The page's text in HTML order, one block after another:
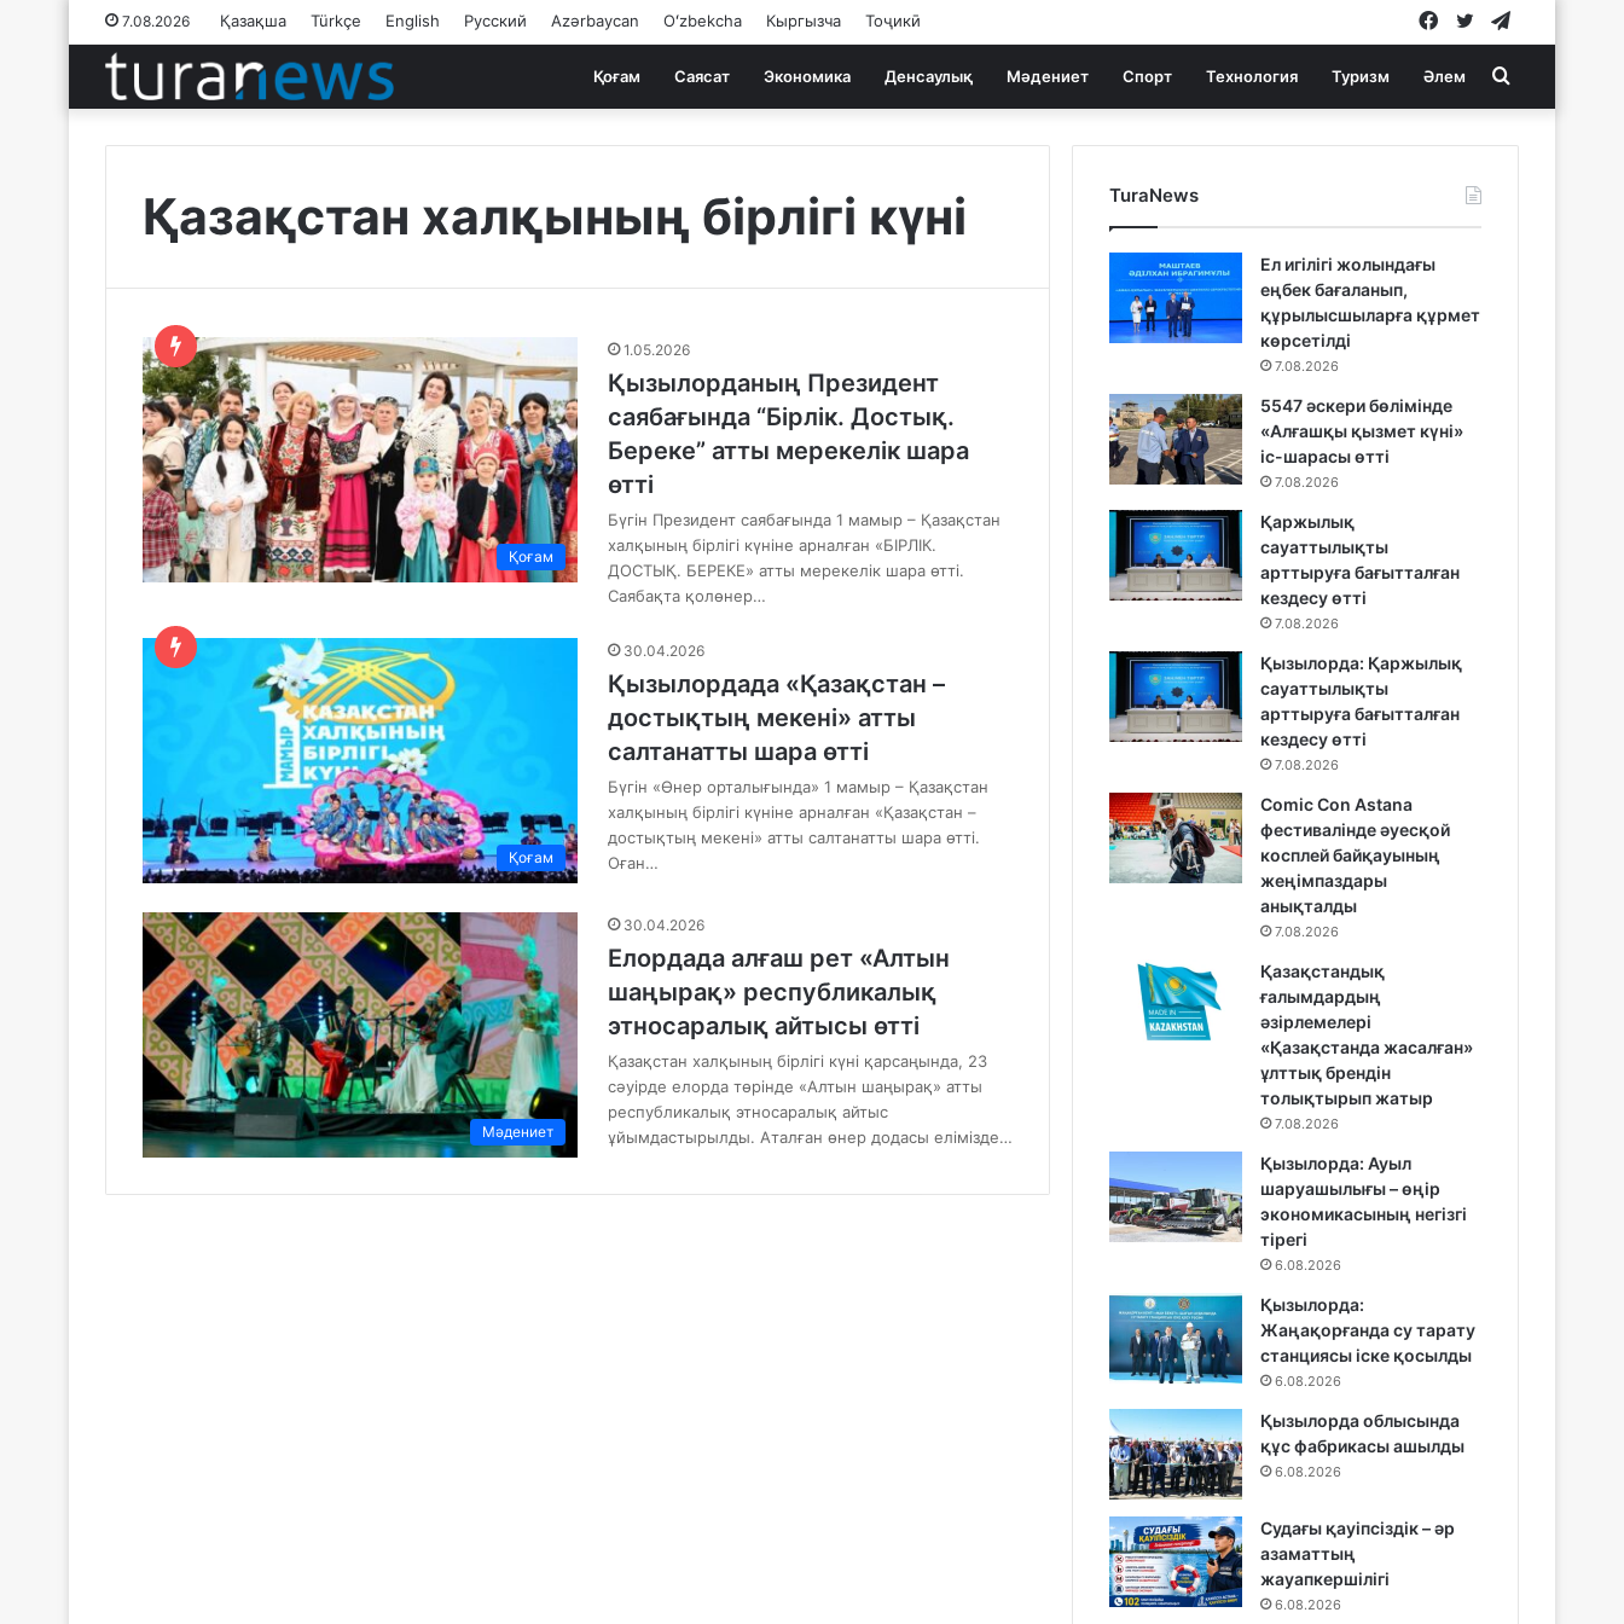
7.08.2026 Қазақша Türkçe English Русский Azərbaycan Oʻzbekcha Кыргызча Тоҷикӣ Twitter
Facebook
Қоғам Саясат Экономика Денсаулық Мәдениет Спорт Технология Туризм Әлем Search
for
Қазақстан халқының бірлігі күні
Қоғам
1.05.2026
Қызылорданың Президент
саябағында “Бірлік. Достық.
Береке” атты мерекелік шара
өтті
Бүгін Президент саябағында 1 мамыр – Қазақстан
халқының бірлігі күніне арналған «БІРЛІК.
ДОСТЫҚ. БЕРЕКЕ» атты мерекелік шара өтті.
Саябақта қолөнер…
Қоғам
30.04.2026
Қызылордада «Қазақстан –
достықтың мекені» атты
салтанатты шара өтті
Бүгін «Өнер орталығында» 1 мамыр – Қазақстан
халқының бірлігі күніне арналған «Қазақстан –
достықтың мекені» атты салтанатты шара өтті.
Оған…
Мәдениет
30.04.2026
Елордада алғаш рет «Алтын
шаңырақ» республикалық
этносаралық айтысы өтті
Қазақстан халқының бірлігі күні қарсаңында, 23
сәуірде елорда төрінде «Алтын шаңырақ» атты
республикалық этносаралық айтыс
ұйымдастырылды. Аталған өнер додасы елімізде…
TuraNews
Ел игілігі жолындағы
еңбек бағаланып,
құрылысшыларға құрмет
көрсетілді
7.08.2026
5547 әскери бөлімінде
«Алғашқы қызмет күні»
іс-шарасы өтті
7.08.2026
Қаржылық
сауаттылықты
арттыруға бағытталған
кездесу өтті
7.08.2026
Қызылорда: Қаржылық
сауаттылықты
арттыруға бағытталған
кездесу өтті
7.08.2026
Comic Con Astana
фестивалінде әуесқой
косплей байқауының
жеңімпаздары
анықталды
7.08.2026
Қазақстандық
ғалымдардың
әзірлемелері
«Қазақстанда жасалған»
ұлттық брендін
толықтырып жатыр
7.08.2026
Қызылорда: Ауыл
шаруашылығы – өңір
экономикасының негізгі
тірегі
6.08.2026
Қызылорда:
Жаңақорғанда су тарату
станциясы іске қосылды
6.08.2026
Қызылорда облысында
құс фабрикасы ашылды
6.08.2026
Судағы қауіпсіздік – әр
азаматтың
жауапкершілігі
6.08.2026